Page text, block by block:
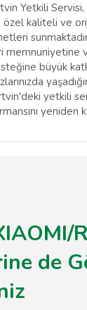
Yetkili
özel kaliteli ve
memnuniyetine
büyük
yetkili
yeniden
de